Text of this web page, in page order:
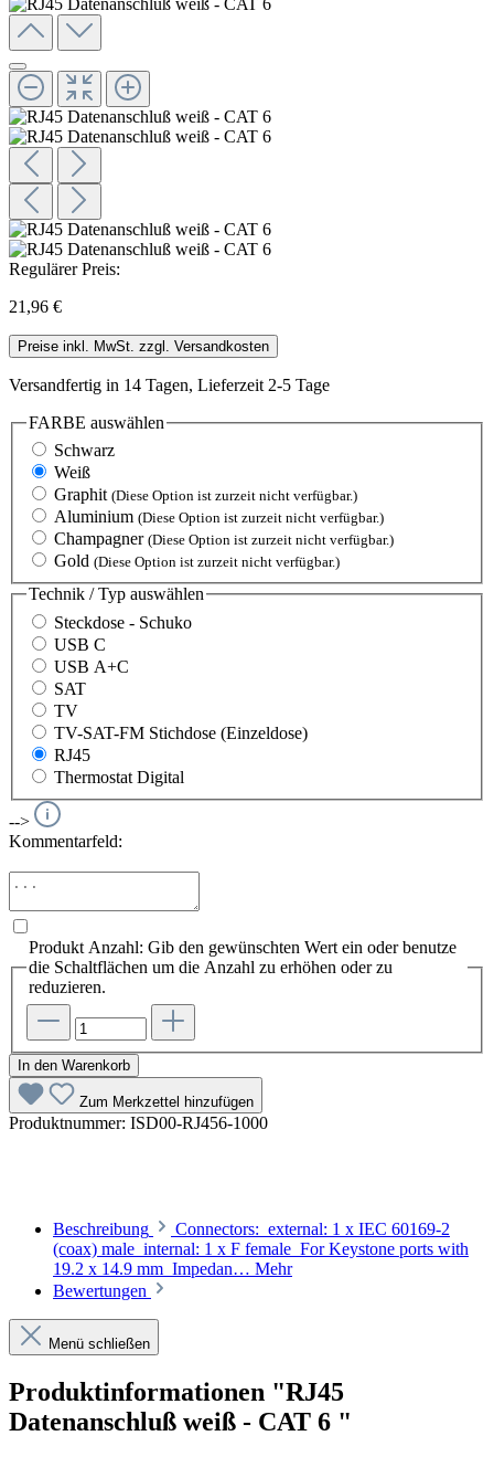
Regulärer Preis:
21,96 €
Preise inkl. MwSt. zzgl. Versandkosten
Versandfertig in 14 Tagen, Lieferzeit 2-5 Tage
FARBE auswählen
Schwarz
Weiß
Graphit (Diese Option ist zurzeit nicht verfügbar.)
Aluminium (Diese Option ist zurzeit nicht verfügbar.)
Champagner (Diese Option ist zurzeit nicht verfügbar.)
Gold (Diese Option ist zurzeit nicht verfügbar.)
Technik / Typ auswählen
Steckdose - Schuko
USB C
USB A+C
SAT
TV
TV-SAT-FM Stichdose (Einzeldose)
RJ45
Thermostat Digital
-->
Kommentarfeld:
Produkt Anzahl: Gib den gewünschten Wert ein oder benutze
die Schaltflächen um die Anzahl zu erhöhen oder zu
reduzieren.
In den Warenkorb
Zum Merkzettel hinzufügen
Produktnummer: ISD00-RJ456-1000
Beschreibung
Connectors: external: 1 x IEC 60169-2
(coax) male internal: 1 x F female For Keystone ports with
19.2 x 14.9 mm Impedan… Mehr
Bewertungen
Menü schließen
Produktinformationen "RJ45
Datenanschluß weiß - CAT 6 "